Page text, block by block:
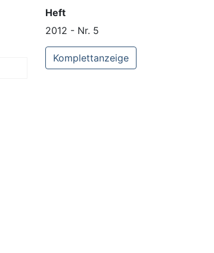
Heft
2012 - Nr. 5
Komplettanzeige